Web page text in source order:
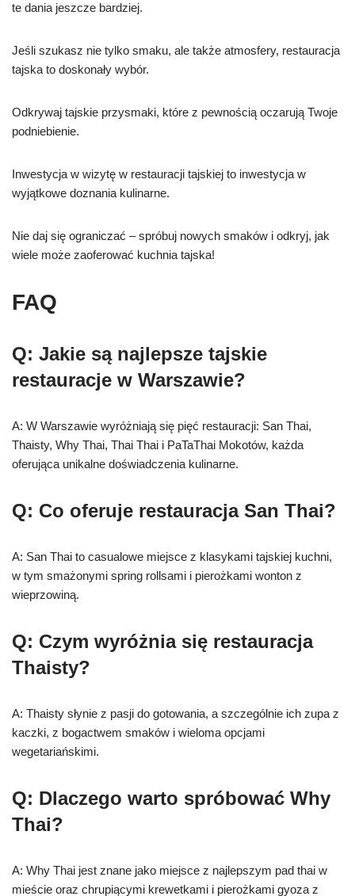
te dania jeszcze bardziej.
Jeśli szukasz nie tylko smaku, ale także atmosfery, restauracja
tajska to doskonały wybór.
Odkrywaj tajskie przysmaki, które z pewnością oczarują Twoje
podniebienie.
Inwestycja w wizytę w restauracji tajskiej to inwestycja w
wyjątkowe doznania kulinarne.
Nie daj się ograniczać – spróbuj nowych smaków i odkryj, jak
wiele może zaoferować kuchnia tajska!
FAQ
Q: Jakie są najlepsze tajskie
restauracje w Warszawie?
A: W Warszawie wyróżniają się pięć restauracji: San Thai,
Thaisty, Why Thai, Thai Thai i PaTaThai Mokotów, każda
oferująca unikalne doświadczenia kulinarne.
Q: Co oferuje restauracja San Thai?
A: San Thai to casualowe miejsce z klasykami tajskiej kuchni,
w tym smażonymi spring rollsami i pierożkami wonton z
wieprzowiną.
Q: Czym wyróżnia się restauracja
Thaisty?
A: Thaisty słynie z pasji do gotowania, a szczególnie ich zupa z
kaczki, z bogactwem smaków i wieloma opcjami
wegetariańskimi.
Q: Dlaczego warto spróbować Why
Thai?
A: Why Thai jest znane jako miejsce z najlepszym pad thai w
mieście oraz chrupiącymi krewetkami i pierożkami gyoza z